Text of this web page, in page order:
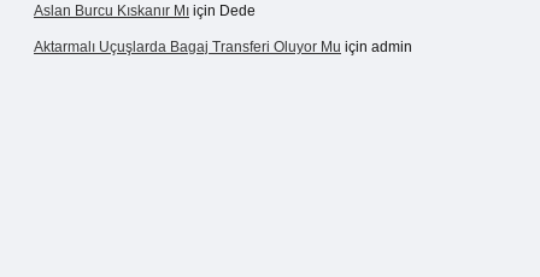
Aslan Burcu Kıskanır Mı için Dede
Aktarmalı Uçuşlarda Bagaj Transferi Oluyor Mu için admin